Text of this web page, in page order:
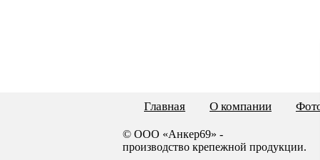
Главная О компании
© ООО «Анкер69» -
производство крепежной продукции.